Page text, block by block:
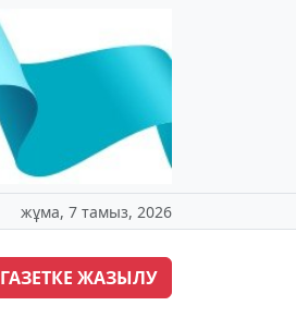
жұма, 7 тамыз, 2026
ГАЗЕТКЕ ЖАЗЫЛУ